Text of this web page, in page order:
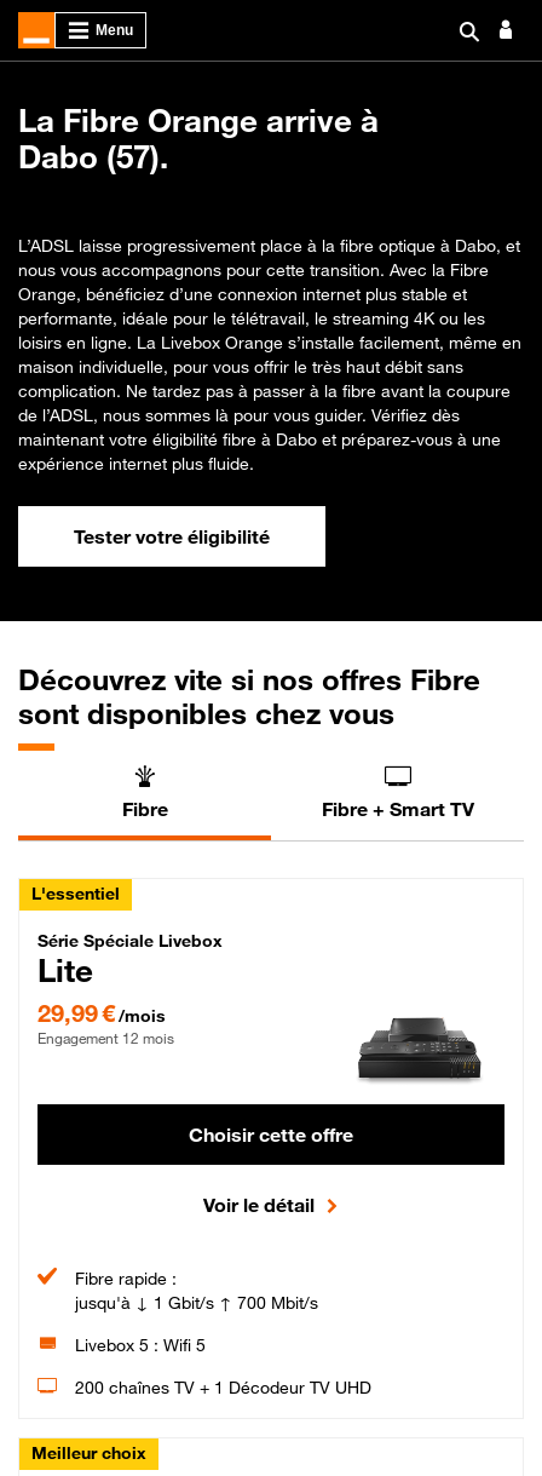
La Fibre Orange arrive à
Dabo (57).
L’ADSL laisse progressivement place à la fibre optique à Dabo, et
nous vous accompagnons pour cette transition. Avec la Fibre
Orange, bénéficiez d’une connexion internet plus stable et
performante, idéale pour le télétravail, le streaming 4K ou les
loisirs en ligne. La Livebox Orange s’installe facilement, même en
maison individuelle, pour vous offrir le très haut débit sans
complication. Ne tardez pas à passer à la fibre avant la coupure
de l’ADSL, nous sommes là pour vous guider. Vérifiez dès
maintenant votre éligibilité fibre à Dabo et préparez-vous à une
expérience internet plus fluide.
Tester votre éligibilité
Découvrez vite si nos offres Fibre
sont disponibles chez vous
Fibre Fibre + Smart TV
L'essentiel
Série Spéciale Livebox Lite Fibre
Série Spéciale Livebox
Lite
29,99 €/mois
Engagement 12 mois
Choisir cette offre
Voir le détail
Fibre rapide :
jusqu'à ↓ 1 Gbit/s ↑ 700 Mbit/s
Livebox 5 : Wifi 5
200 chaînes TV + 1 Décodeur TV UHD
Meilleur choix